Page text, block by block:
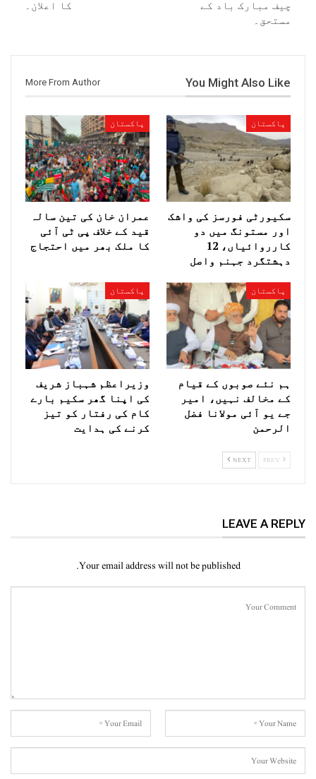
چیف مبارک باد کے
مستحق۔
کا اعلان۔
You Might Also Like
More From Author
پاکستان
سکیورٹی فورسز کی واشک
اور مستونگ میں دو
کارروائیاں، 12
دہشتگرد جہنم واصل
پاکستان
عمران خان کی تین سالہ
قید کے خلاف پی ٹی آئی
کا ملک بھر میں احتجاج
پاکستان
ہم نئے صوبوں کے قیام
کے مخالف نہیں، امیر
جے یو آئی مولانا فضل
الرحمن
پاکستان
وزیراعظم شہباز شریف
کی اپنا گھر سکیم بارے
کام کی رفتار کو تیز
کرنے کی ہدایت
NEXT
LEAVE A REPLY
Your email address will not be published.